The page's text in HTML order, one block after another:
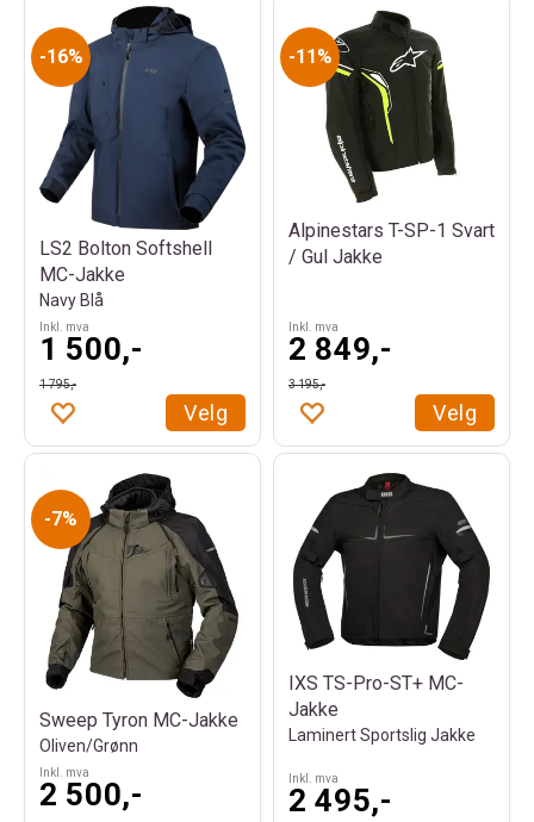
16%
LS2 Bolton Softshell
MC-Jakke
Navy Blå
Inkl. mva
1 500,-
1 795,-
Velg
11%
Alpinestars T-SP-1 Svart
/ Gul Jakke
Inkl. mva
2 849,-
3 195,-
Velg
7%
Sweep Tyron MC-Jakke
Oliven/Grønn
Inkl. mva
2 500,-
IXS TS-Pro-ST+ MC-
Jakke
Laminert Sportslig Jakke
Inkl. mva
2 495,-